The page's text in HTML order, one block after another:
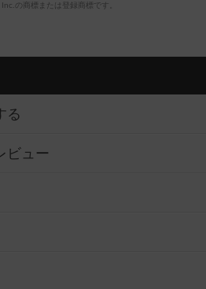
の商標または登録商標です。
る
ビュー